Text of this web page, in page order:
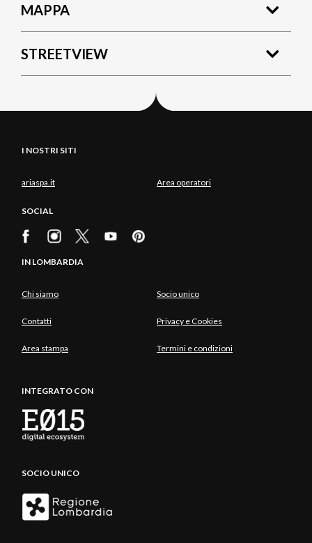
MAPPA
STREETVIEW
I NOSTRI SITI
ariaspa.it Area operatori
SOCIAL
IN LOMBARDIA
Chi siamo Socio unico
Contatti Privacy e Cookies
Area stampa Termini e condizioni
INTEGRATO CON
SOCIO UNICO